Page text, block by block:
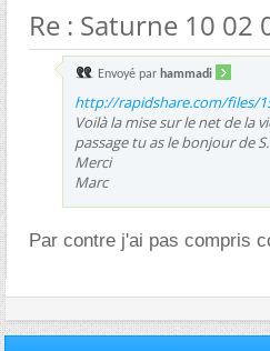
Re : Saturne 10 02
Envoyé par hammadi
http://rapidshare.com/files/
Voilà la mise sur le net de la
passage tu as le bonjour de
Merci
Marc
Par contre j'ai pas compris